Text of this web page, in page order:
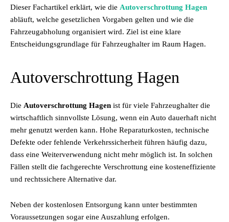
Dieser Fachartikel erklärt, wie die Autoverschrottung Hagen
abläuft, welche gesetzlichen Vorgaben gelten und wie die
Fahrzeugabholung organisiert wird. Ziel ist eine klare
Entscheidungsgrundlage für Fahrzeughalter im Raum Hagen.
Autoverschrottung Hagen
Die Autoverschrottung Hagen ist für viele Fahrzeughalter die
wirtschaftlich sinnvollste Lösung, wenn ein Auto dauerhaft nicht
mehr genutzt werden kann. Hohe Reparaturkosten, technische
Defekte oder fehlende Verkehrssicherheit führen häufig dazu,
dass eine Weiterverwendung nicht mehr möglich ist. In solchen
Fällen stellt die fachgerechte Verschrottung eine kosteneffiziente
und rechtssichere Alternative dar.
Neben der kostenlosen Entsorgung kann unter bestimmten
Voraussetzungen sogar eine Auszahlung erfolgen.